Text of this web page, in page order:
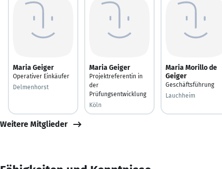
Maria Geiger
Operativer Einkäufer
Delmenhorst
Maria Geiger
Projektreferentin in
der
Prüfungsentwicklung
Köln
Maria Morillo de
Geiger
Geschäftsführung
Lauchheim
Weitere Mitglieder